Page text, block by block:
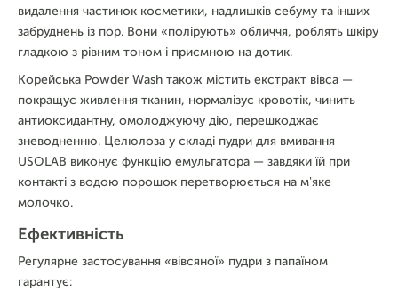
видалення частинок косметики, надлишків себуму та інших
забруднень із пор. Вони «полірують» обличчя, роблять шкіру
гладкою з рівним тоном і приємною на дотик.
Корейська Powder Wash також містить екстракт вівса —
покращує живлення тканин, нормалізує кровотік, чинить
антиоксидантну, омолоджуючу дію, перешкоджає
зневодненню. Целюлоза у складі пудри для вмивання
USOLAB виконує функцію емульгатора — завдяки їй при
контакті з водою порошок перетворюється на м'яке
молочко.
Ефективність
Регулярне застосування «вівсяної» пудри з папаїном
гарантує: